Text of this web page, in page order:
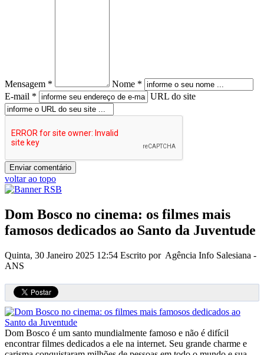
Mensagem *
Nome *
E-mail *
URL do site
voltar ao topo
Dom Bosco no cinema: os filmes mais
famosos dedicados ao Santo da Juventude
Quinta, 30 Janeiro 2025 12:54 Escrito por Agência Info Salesiana -
ANS
Dom Bosco é um santo mundialmente famoso e não é difícil
encontrar filmes dedicados a ele na internet. Seu grande charme e